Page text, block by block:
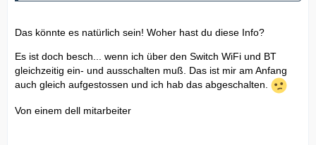
Das könnte es natürlich sein! Woher hast du diese Info?
Es ist doch besch... wenn ich über den Switch WiFi und BT
gleichzeitig ein- und ausschalten muß. Das ist mir am Anfang
auch gleich aufgestossen und ich hab das abgeschalten.
Von einem dell mitarbeiter